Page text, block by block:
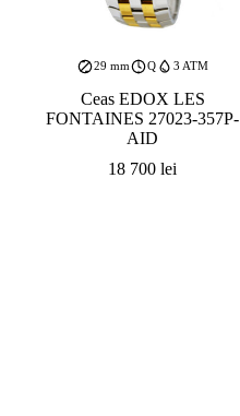
29 mm Q 3 ATM
Ceas EDOX LES
FONTAINES 27023-357P-
AID
18 700lei